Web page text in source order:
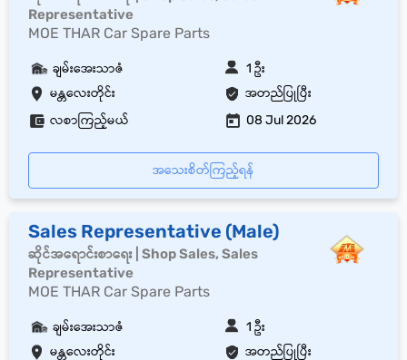
Representative
MOE THAR Car Spare Parts
မန္တလေးတိုင်း အတည်ပြုပြီး
ချမ်းအေးသာဇံ 1 ဦး
လစာကြည့်မယ် 08 Jul 2026
အသေးစိတ်ကြည့်ရန်
Sales Representative (Male)
ဆိုင်အရောင်းစာရေး | Shop Sales, Sales
Representative
MOE THAR Car Spare Parts
မန္တလေးတိုင်း အတည်ပြုပြီး
ချမ်းအေးသာဇံ 1 ဦး